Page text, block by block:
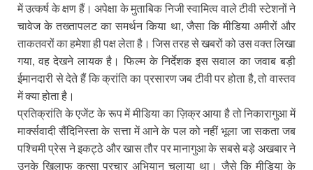
में उत्कर्ष के क्षण हैं। अपेक्षा के मुताबिक निजी स्वामित्व वाले टीवी स्टेशनों ने
चावेज के तख्तापलट का समर्थन किया था, जैसा कि मीडिया अमीरों और
ताकतवरों का हमेशा ही पक्ष लेता है। जिस तरह से खबरों को उस वक्त लिखा
गया, वह देखने लायक है। फिल्म के निर्देशक इस सवाल का जवाब बड़ी
ईमानदारी से देते हैं कि क्रांति का प्रसारण जब टीवी पर होता है, तो वास्तव
में क्या होता है।
प्रतिक्रांति के एजेंट के रूप में मीडिया का ज़िक्र आया है तो निकारागुआ में
मार्क्सवादी सैंदिनिस्ता के सत्ता में आने के पल को नहीं भूला जा सकता जब
पश्चिमी प्रेस ने इकट्ठे और खास तौर पर मानागुआ के सबसे बड़े अखबार ने
उनके खिलाफ कुत्सा प्रचार अभियान चलाया था। जैसे कि मीडिया के